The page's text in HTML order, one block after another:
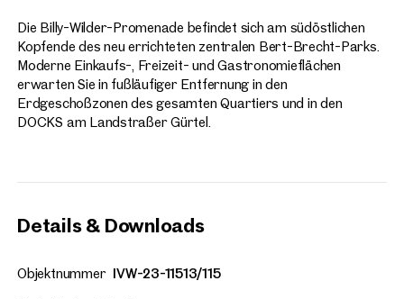
Die Billy-Wilder-Promenade befindet sich am südöstlichen
Kopfende des neu errichteten zentralen Bert-Brecht-Parks.
Moderne Einkaufs-, Freizeit- und Gastronomieflächen
erwarten Sie in fußläufiger Entfernung in den
Erdgeschoßzonen des gesamten Quartiers und in den
DOCKS am Landstraßer Gürtel.
Details & Downloads
Objektnummer IVW-23-11513/115